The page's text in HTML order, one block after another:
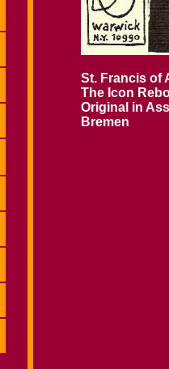
St. Francis of
The Icon
Original in
Bremen